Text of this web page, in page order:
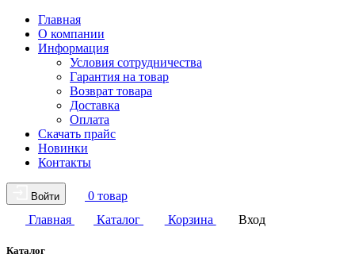
Главная
О компании
Информация
Условия сотрудничества
Гарантия на товар
Возврат товара
Доставка
Оплата
Скачать прайс
Новинки
Контакты
Войти
0 товар
Главная
Каталог Корзина Вход
Каталог